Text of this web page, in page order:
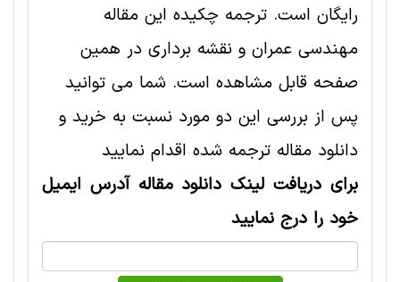
رایگان است. ترجمه چکیده این مقاله
مهندسی عمران و نقشه برداری در همین
صفحه قابل مشاهده است. شما می توانید
پس از بررسی این دو مورد نسبت به خرید و
دانلود مقاله ترجمه شده اقدام نمایید
برای دریافت لینک دانلود مقاله آدرس ایمیل
خود را درج نمایید